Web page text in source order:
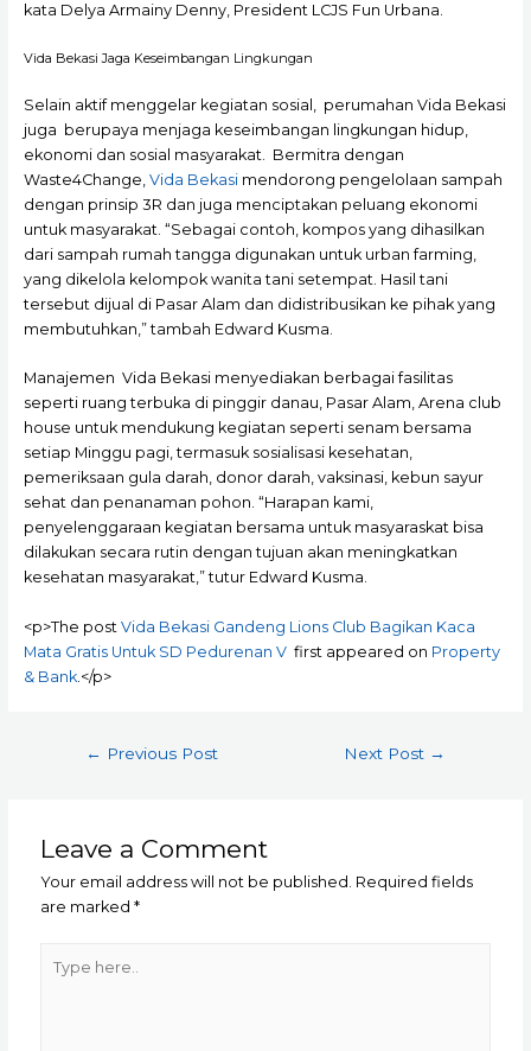
kata Delya Armainy Denny, President LCJS Fun Urbana.
Vida Bekasi Jaga Keseimbangan Lingkungan
Selain aktif menggelar kegiatan sosial, perumahan Vida Bekasi
juga berupaya menjaga keseimbangan lingkungan hidup,
ekonomi dan sosial masyarakat. Bermitra dengan
Waste4Change, Vida Bekasimendorong pengelolaan sampah
dengan prinsip 3R dan juga menciptakan peluang ekonomi
untuk masyarakat. “Sebagai contoh, kompos yang dihasilkan
dari sampah rumah tangga digunakan untuk urban farming,
yang dikelola kelompok wanita tani setempat. Hasil tani
tersebut dijual di Pasar Alam dan didistribusikan ke pihak yang
membutuhkan,” tambah Edward Kusma.
Manajemen Vida Bekasi menyediakan berbagai fasilitas
seperti ruang terbuka di pinggir danau, Pasar Alam, Arena club
house untuk mendukung kegiatan seperti senam bersama
setiap Minggu pagi, termasuk sosialisasi kesehatan,
pemeriksaan gula darah, donor darah, vaksinasi, kebun sayur
sehat dan penanaman pohon. “Harapan kami,
penyelenggaraan kegiatan bersama untuk masyaraskat bisa
dilakukan secara rutin dengan tujuan akan meningkatkan
kesehatan masyarakat,” tutur Edward Kusma.
<p>The post Vida Bekasi Gandeng Lions Club Bagikan Kaca
Mata Gratis Untuk SD Pedurenan V first appeared on Property
& Bank.</p>
← Previous Post Next Post →
Leave a Comment
Your email address will not be published. Required fields
are marked*
here..